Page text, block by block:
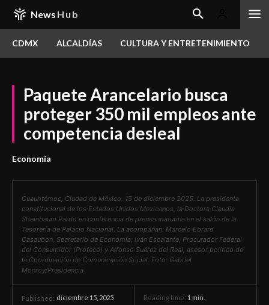
News Hub
CDMX ALCALDÍAS CULTURA Y ENTRETENIMIENTO
Paquete Arancelario busca
proteger 350 mil empleos ante
competencia desleal
Economía
Cuauhtémoc, Ciudad de México. 15 de diciembre 2025. La presidenta
constitucional de los Estados Unidos Mexicanos, la Doctora Claudia
Sheinbaum Pardo en conferencia de prensa matutina en el salón de la
Tesorería de Palacio Nacional. La acompañan: Marcelo Ebrard
Casaubon, Secretario de Economía; Iván Escalante, Procurador Federal
del Consumidor (Profeco) y Alfonso Suárez del Real, asesor político de
la Coordinación de Comunicación Social. Foto: Gabriel
Monroy/Presidencia
Published: diciembre 15, 2025 Reading time: 1 min.